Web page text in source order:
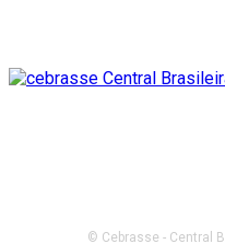
© Cebrasse - Central